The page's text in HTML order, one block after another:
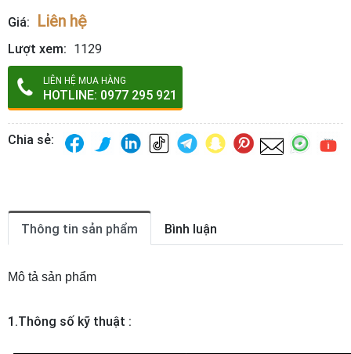
Giá: Liên hệ
Lượt xem: 1129
LIÊN HỆ MUA HÀNG
HOTLINE: 0977 295 921
Chia sẻ:
Thông tin sản phẩm Bình luận
Mô tả sản phẩm
1.Thông số kỹ thuật :